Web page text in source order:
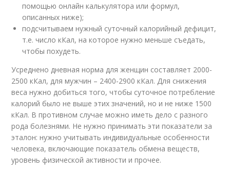
помощью онлайн калькулятора или формул,
описанных ниже);
подсчитываем нужный суточный калорийный дефицит,
т.е. число кКал, на которое нужно меньше съедать,
чтобы похудеть.
Усреднено дневная норма для женщин составляет 2000-
2500 кКал, для мужчин – 2400-2900 кКал. Для снижения
веса нужно добиться того, чтобы суточное потребление
калорий было не выше этих значений, но и не ниже 1500
кКал. В противном случае можно иметь дело с разного
рода болезнями. Не нужно принимать эти показатели за
эталон: нужно учитывать индивидуальные особенности
человека, включающие показатель обмена веществ,
уровень физической активности и прочее.